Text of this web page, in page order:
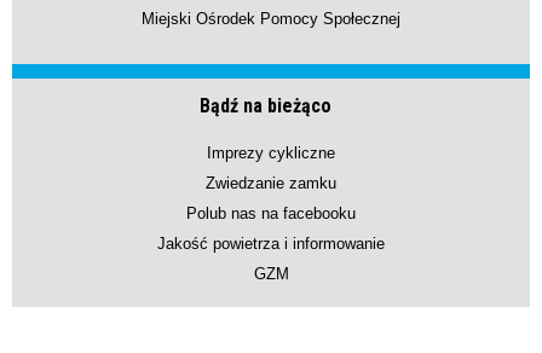
Miejski Ośrodek Pomocy Społecznej
Bądź na bieżąco
Imprezy cykliczne
Zwiedzanie zamku
Polub nas na facebooku
Jakość powietrza i informowanie
GZM